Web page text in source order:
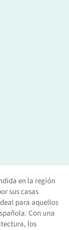
en la región
sus casas
para aquellos
Con una
los